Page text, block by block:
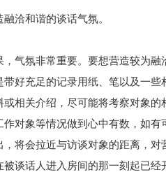
洽和谐的谈话气氛。
气氛非常重要。要想营造较为
带好充足的记录用纸、笔以及一
相关介绍，尽可能将考察对象
作对象等情况做到心中有数，如
将会拉近与访谈对象的距离，
谈话人进入房间的那一刻起已